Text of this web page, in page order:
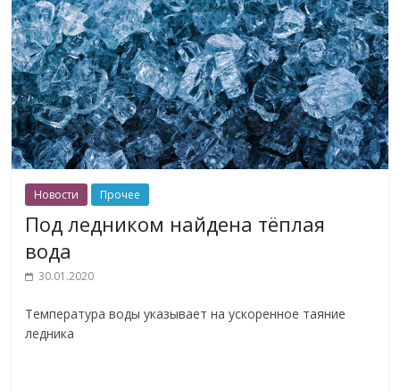
Новости Прочее
Под ледником найдена тёплая
вода
30.01.2020
Температура воды указывает на ускоренное таяние
ледника